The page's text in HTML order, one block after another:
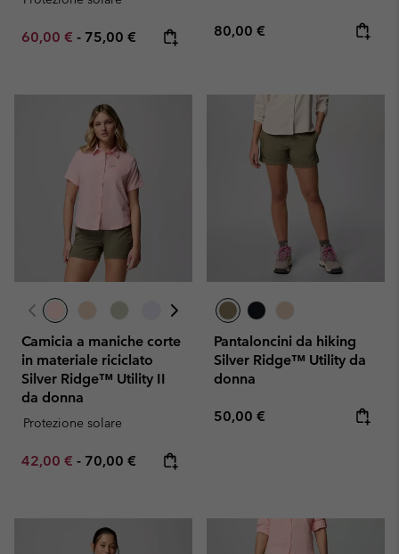
Minimum sale price:
60,00 € - Maximum price:
75,00 € Regular price:
80,00 €
Camicia a maniche corte
in materiale riciclato
Silver Ridge™ Utility II
da donna
Protezione solare
Minimum sale price:
42,00 € - Maximum price:
70,00 €
Pantaloncini da hiking
Silver Ridge™ Utility da
donna
Regular price:
50,00 €